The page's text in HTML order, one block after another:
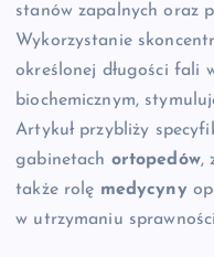
stanów zapalnych oraz
Wykorzystanie
określonej długości fali
biochemicznym,
Artykuł przybliży
gabinetach ortopedów,
także rolę medycyny
w utrzymaniu